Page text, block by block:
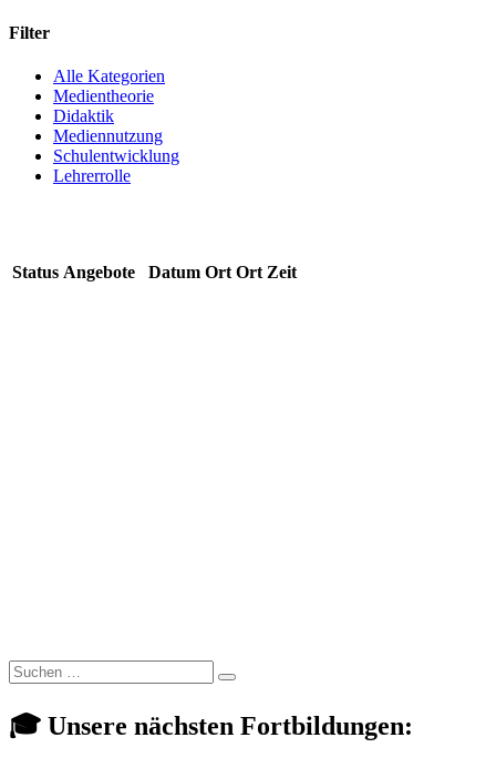
Filter
Alle Kategorien
Medientheorie
Didaktik
Mediennutzung
Schulentwicklung
Lehrerrolle
Status Angebote Datum Ort Ort Zeit
Suchen
nach:
Suchen
🎓 Unsere nächsten Fortbildungen: